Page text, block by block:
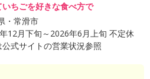
ちごを好きな食べ方で
・常滑市
12月下旬～2026年6月上旬 不定休
式サイトの営業状況参照